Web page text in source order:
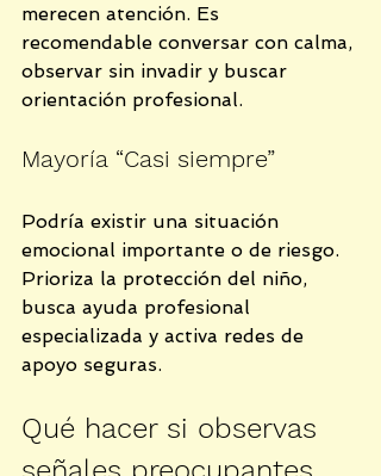
merecen atención. Es
recomendable conversar con calma,
observar sin invadir y buscar
orientación profesional.
Mayoría “Casi siempre”
Podría existir una situación
emocional importante o de riesgo.
Prioriza la protección del niño,
busca ayuda profesional
especializada y activa redes de
apoyo seguras.
Qué hacer si observas